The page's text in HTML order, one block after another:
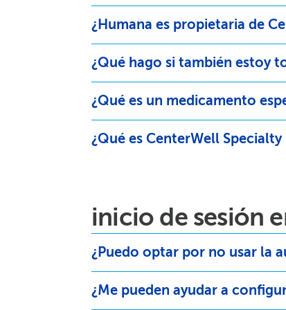
¿Humana es propietaria de
¿Qué hago si también estoy
¿Qué es un medicamento
¿Qué es CenterWell Specialty
inicio de sesión
¿Puedo optar por no usar la
¿Me pueden ayudar a